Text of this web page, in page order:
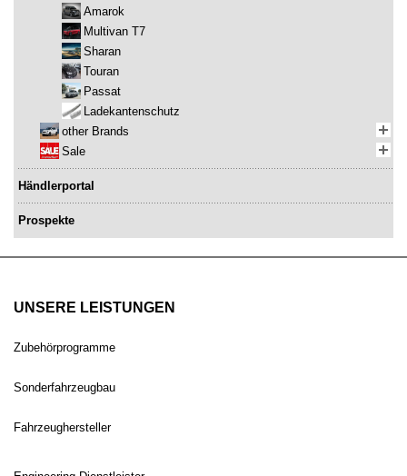
Amarok
Multivan T7
Sharan
Touran
Passat
Ladekantenschutz
other Brands
Sale
Händlerportal
Prospekte
UNSERE LEISTUNGEN
Zubehörprogramme
Sonderfahrzeugbau
Fahrzeughersteller